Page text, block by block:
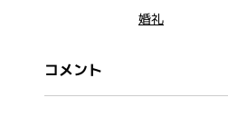
婚礼
コメント